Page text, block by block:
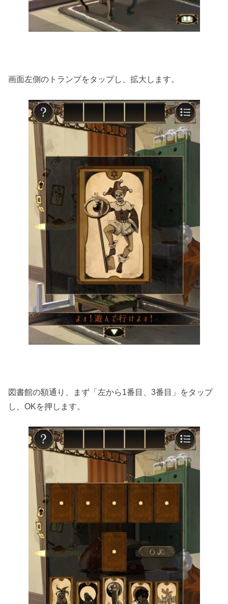
画面左側のトランプをタップし、拡大します。
図書館の額通り、まず「左から1番目、3番目」をタップ
し、OKを押します。